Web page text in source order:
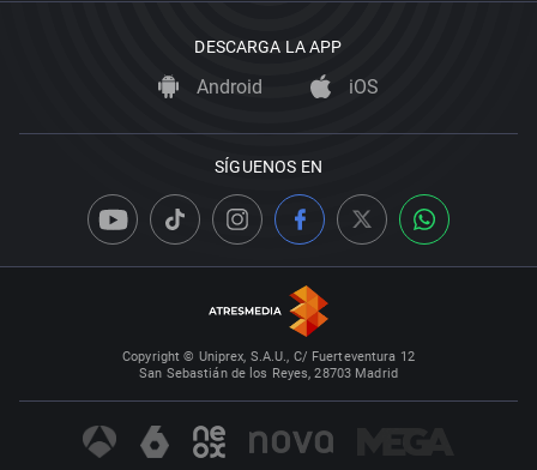
DESCARGA LA APP
Android iOS
SÍGUENOS EN
Copyright © Uniprex, S.A.U., C/ Fuerteventura 12
San Sebastián de los Reyes, 28703 Madrid